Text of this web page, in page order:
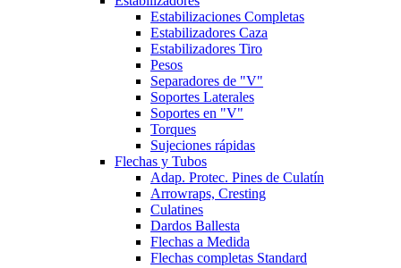
Estabilizaciones Completas
Estabilizadores Caza
Estabilizadores Tiro
Pesos
Separadores de "V"
Soportes Laterales
Soportes en "V"
Torques
Sujeciones rápidas
Flechas y Tubos
Adap. Protec. Pines de Culatín
Arrowraps, Cresting
Culatines
Dardos Ballesta
Flechas a Medida
Flechas completas Standard